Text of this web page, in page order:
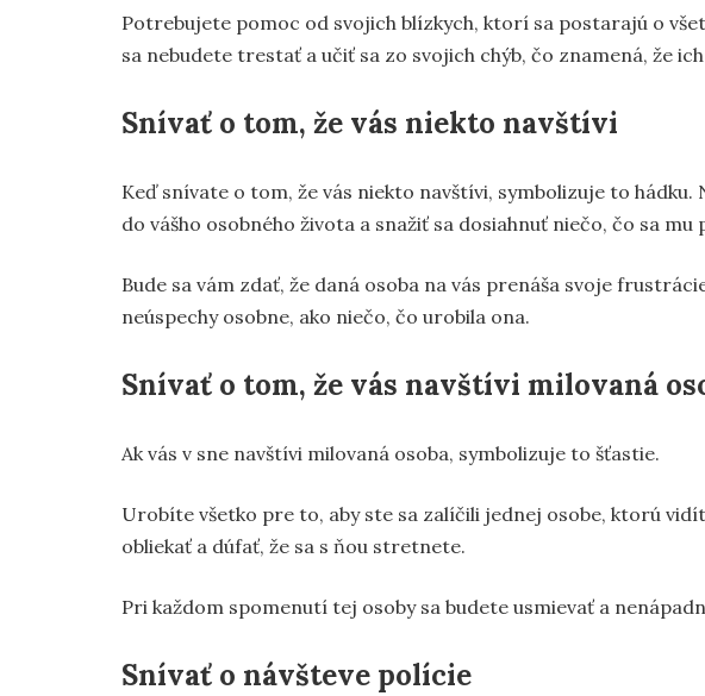
Potrebujete pomoc od svojich blízkych, ktorí sa postarajú o
sa nebudete trestať a učiť sa zo svojich chýb, čo znamená, že
Snívať o tom, že vás niekto navštívi
Keď snívate o tom, že vás niekto navštívi, symbolizuje to
do vášho osobného života a snažiť sa dosiahnuť niečo, čo sa
Bude sa vám zdať, že daná osoba na vás prenáša svoje
neúspechy osobne, ako niečo, čo urobila ona.
Snívať o tom, že vás navštívi milovaná
Ak vás v sne navštívi milovaná osoba, symbolizuje to šťastie.
Urobíte všetko pre to, aby ste sa zalíčili jednej osobe, ktorú
obliekať a dúfať, že sa s ňou stretnete.
Pri každom spomenutí tej osoby sa budete usmievať a
Snívať o návšteve polície